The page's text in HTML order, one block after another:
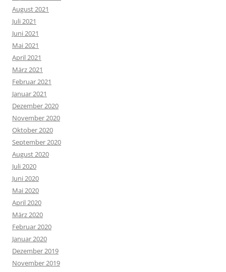
August 2021
Juli 2021
Juni 2021
Mai 2021
April 2021
März 2021
Februar 2021
Januar 2021
Dezember 2020
November 2020
Oktober 2020
September 2020
August 2020
Juli 2020
Juni 2020
Mai 2020
April 2020
März 2020
Februar 2020
Januar 2020
Dezember 2019
November 2019